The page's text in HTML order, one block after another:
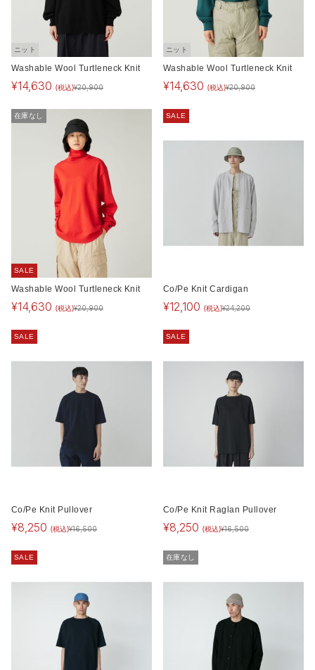
ニット
Washable Wool Turtleneck Knit
¥14,630 (税込)¥20,900
ニット
Washable Wool Turtleneck Knit
¥14,630 (税込)¥20,900
在庫なし
SALE
Washable Wool Turtleneck Knit
¥14,630 (税込)¥20,900
SALE
Co/Pe Knit Cardigan
¥12,100 (税込)¥24,200
SALE
Co/Pe Knit Pullover
¥8,250 (税込)¥16,500
SALE
Co/Pe Knit Raglan Pullover
¥8,250 (税込)¥16,500
SALE 在庫なし